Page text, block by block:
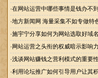
·在网站运营中哪些事情是钱办不
·地方新闻网 海量采集不如专做特
·施宇宁分享如何为网站选取好域名
· 网站运营之头衔的权威暗示影响力
·浅谈网站赚钱之营利模式的重要
·利用论坛推广如何引导用户让其